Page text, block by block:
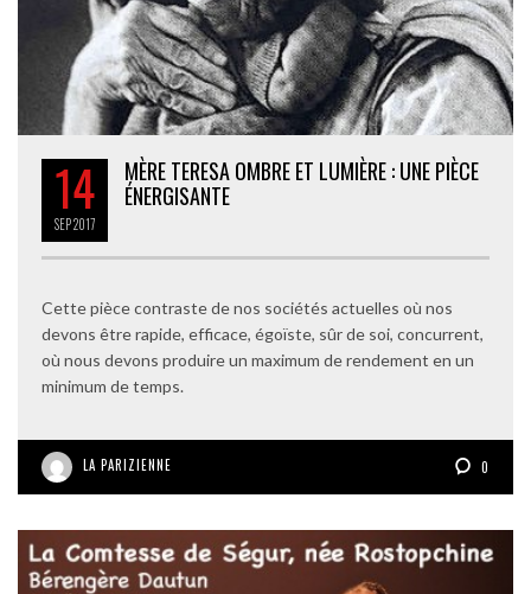
14
SEP2017
MÈRE TERESA OMBRE ET LUMIÈRE : UNE PIÈCE
ÉNERGISANTE
Cette pièce contraste de nos sociétés actuelles où nos
devons être rapide, efficace, égoïste, sûr de soi, concurrent,
où nous devons produire un maximum de rendement en un
minimum de temps.
LA PARIZIENNE 0